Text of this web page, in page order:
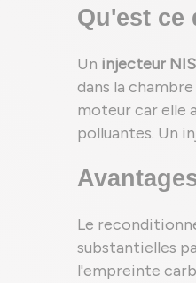
Qu'est ce
Un injecteur
dans la
moteur car elle
polluantes. Un
Le
substantielles
l'empreinte